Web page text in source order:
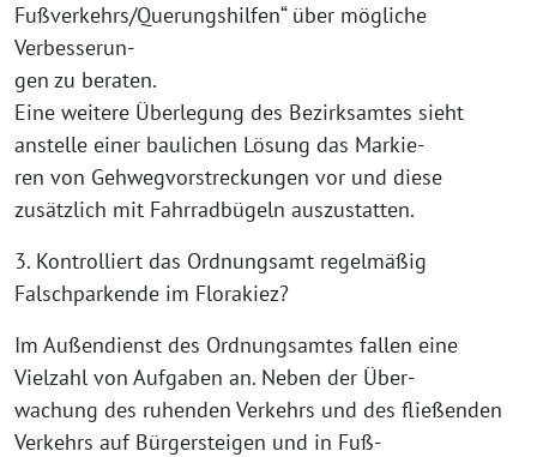
Fußverkehrs/Querungshilfen“ über mögliche
Verbesserun-
gen zu beraten.
Eine weitere Überlegung des Bezirksamtes sieht
anstelle einer baulichen Lösung das Markie-
ren von Gehwegvorstreckungen vor und diese
zusätzlich mit Fahrradbügeln auszustatten.
3. Kontrolliert das Ordnungsamt regelmäßig
Falschparkende im Florakiez?
Im Außendienst des Ordnungsamtes fallen eine
Vielzahl von Aufgaben an. Neben der Über-
wachung des ruhenden Verkehrs und des fließenden
Verkehrs auf Bürgersteigen und in Fuß-